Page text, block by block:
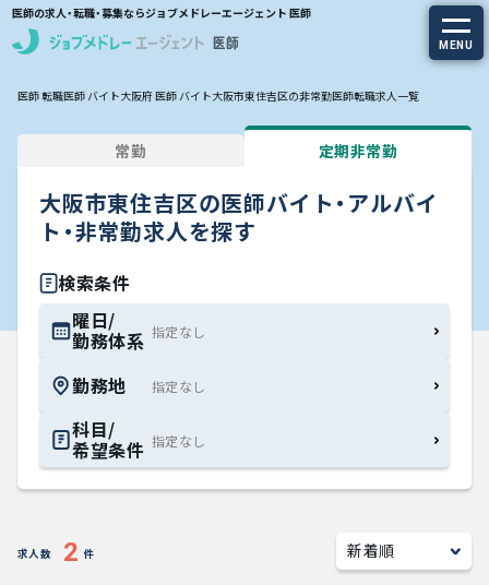
医師の求人・転職・募集ならジョブメドレーエージェント 医師
MENU
求人を探す
常勤の求人
定期非常勤の求人
特集から探す
エージェントサービス
エージェントサービスTOP
サービスの流れ
医師 転職医師 バイト大阪府 医師 バイト大阪市東住吉区の非常勤医師転職求人一覧
常勤 定期非常勤
大阪市東住吉区の医師バイト・アルバイ
ト・非常勤求人を探す
検索条件
曜日/
勤務体系
勤務地
科目/
希望条件
求人数 2 件